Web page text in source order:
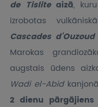
de Tislite aizā,
izrobotas
Cascades d’Ouzoud
Marokas
augstais ūdens
Wadi el-Abid
2 dienu pārgājiens